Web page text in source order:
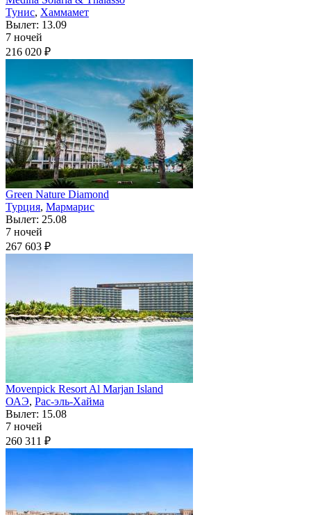
Тунис, Хаммамет
Вылет: 13.09
7 ночей
216 020 ₽
Green Nature Diamond
Турция, Мармарис
Вылет: 25.08
7 ночей
267 603 ₽
Movenpick Resort Al Marjan Island
ОАЭ, Рас-эль-Хайма
Вылет: 15.08
7 ночей
260 311 ₽